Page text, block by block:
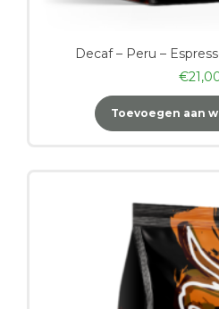
Decaf – Peru –
€
Toevoegen aan